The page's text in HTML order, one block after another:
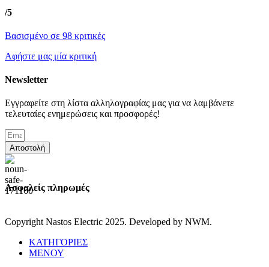
/5
Βασισμένο σε 98 κριτικές
Αφήστε μας μία κριτική
Newsletter
Εγγραφείτε στη λίστα αλληλογραφίας μας για να λαμβάνετε
τελευταίες ενημερώσεις και προσφορές!
Αποστολή
Ασφαλείς πληρωμές
Copyright Nastos Electric 2025. Developed by NWM.
ΚΑΤΗΓΟΡΙΕΣ
ΜΕΝΟΥ